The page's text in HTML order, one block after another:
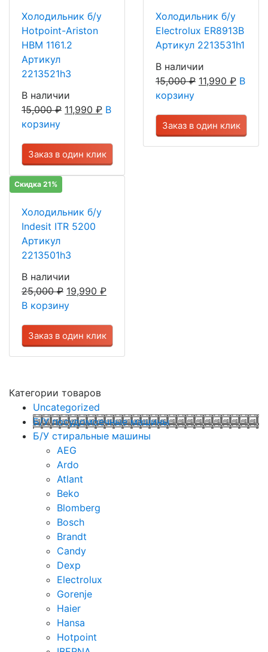
Холодильник б/у
Hotpoint-Ariston
HBM 1161.2
Артикул
2213521h3
В наличии
15,000₽ 11,990 ₽ В
корзину
Заказ в один клик
Холодильник б/у
Electrolux ER8913B
Артикул 2213531h1
В наличии
15,000₽ 11,990 ₽ В
корзину
Заказ в один клик
Скидка 21%
Холодильник б/у
Indesit ITR 5200
Артикул
2213501h3
В наличии
25,000₽ 19,990 ₽
В корзину
Заказ в один клик
Категории товаров
Uncategorized
Б/У посудомоечные машины
Б/У стиральные машины
AEG
Ardo
Atlant
Beko
Blomberg
Bosch
Brandt
Candy
Dexp
Electrolux
Gorenje
Haier
Hansa
Hotpoint